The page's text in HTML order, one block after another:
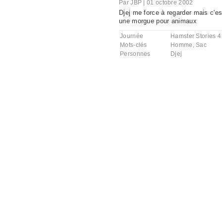
ParJBP |01 octobre 2002
Djej me force à regarder mais
une morgue pour animaux
Journée
Hamster Stories 4
Mots-clés
Homme , Sac
Personnes
Djej